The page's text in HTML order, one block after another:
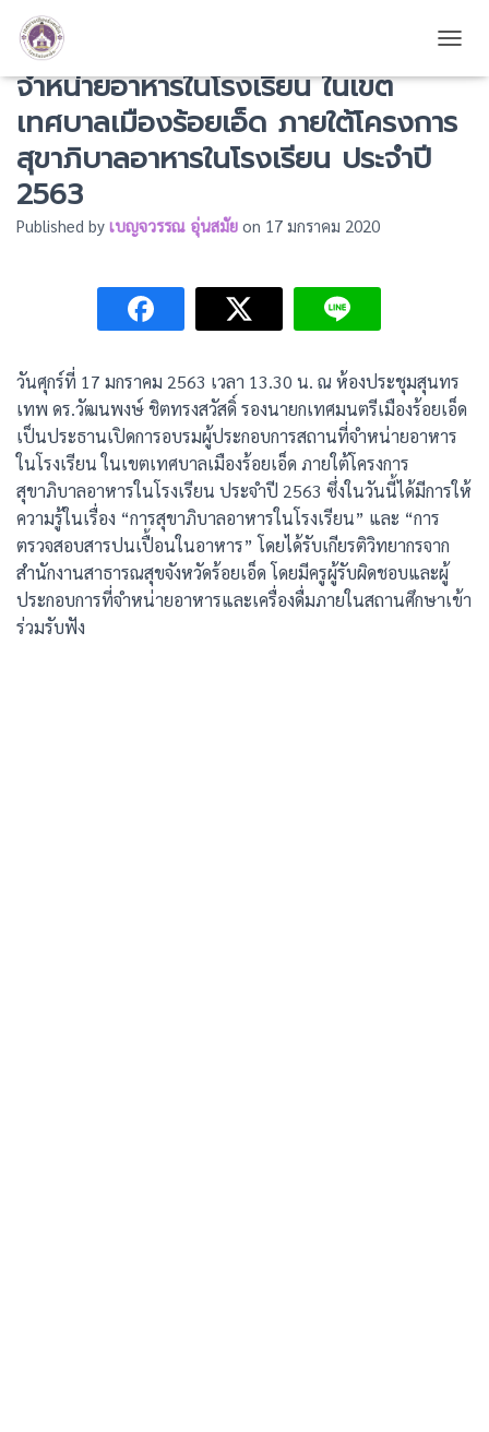
เปิดการอบรมผู้ประกอบการสถานที่
จำหน่ายอาหารในโรงเรียน ในเขต
เทศบาลเมืองร้อยเอ็ด ภายใต้โครงการ
สุขาภิบาลอาหารในโรงเรียน ประจำปี
2563
Published by เบญจวรรณ อุ่นสมัย on 17 มกราคม 2020
วันศุกร์ที่ 17 มกราคม 2563 เวลา 13.30 น. ณ ห้องประชุมสุนทร
เทพ ดร.วัฒนพงษ์ ชิตทรงสวัสดิ์ รองนายกเทศมนตรีเมืองร้อยเอ็ด
เป็นประธานเปิดการอบรมผู้ประกอบการสถานที่จำหน่ายอาหาร
ในโรงเรียน ในเขตเทศบาลเมืองร้อยเอ็ด ภายใต้โครงการ
สุขาภิบาลอาหารในโรงเรียน ประจำปี 2563 ซึ่งในวันนี้ได้มีการให้
ความรู้ในเรื่อง “การสุขาภิบาลอาหารในโรงเรียน” และ “การ
ตรวจสอบสารปนเปื้อนในอาหาร” โดยได้รับเกียรติวิทยากรจาก
สำนักงานสาธารณสุขจังหวัดร้อยเอ็ด โดยมีครูผู้รับผิดชอบและผู้
ประกอบการที่จำหน่ายอาหารและเครื่องดื่มภายในสถานศึกษาเข้า
ร่วมรับฟัง